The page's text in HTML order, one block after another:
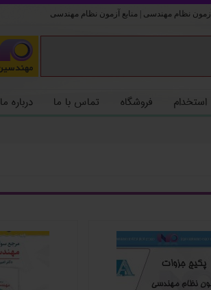
آزمون نظام مهندسی | منابع آزمون نظام مهندسی
استخدام فروشگاه تماس با ما درباره ما